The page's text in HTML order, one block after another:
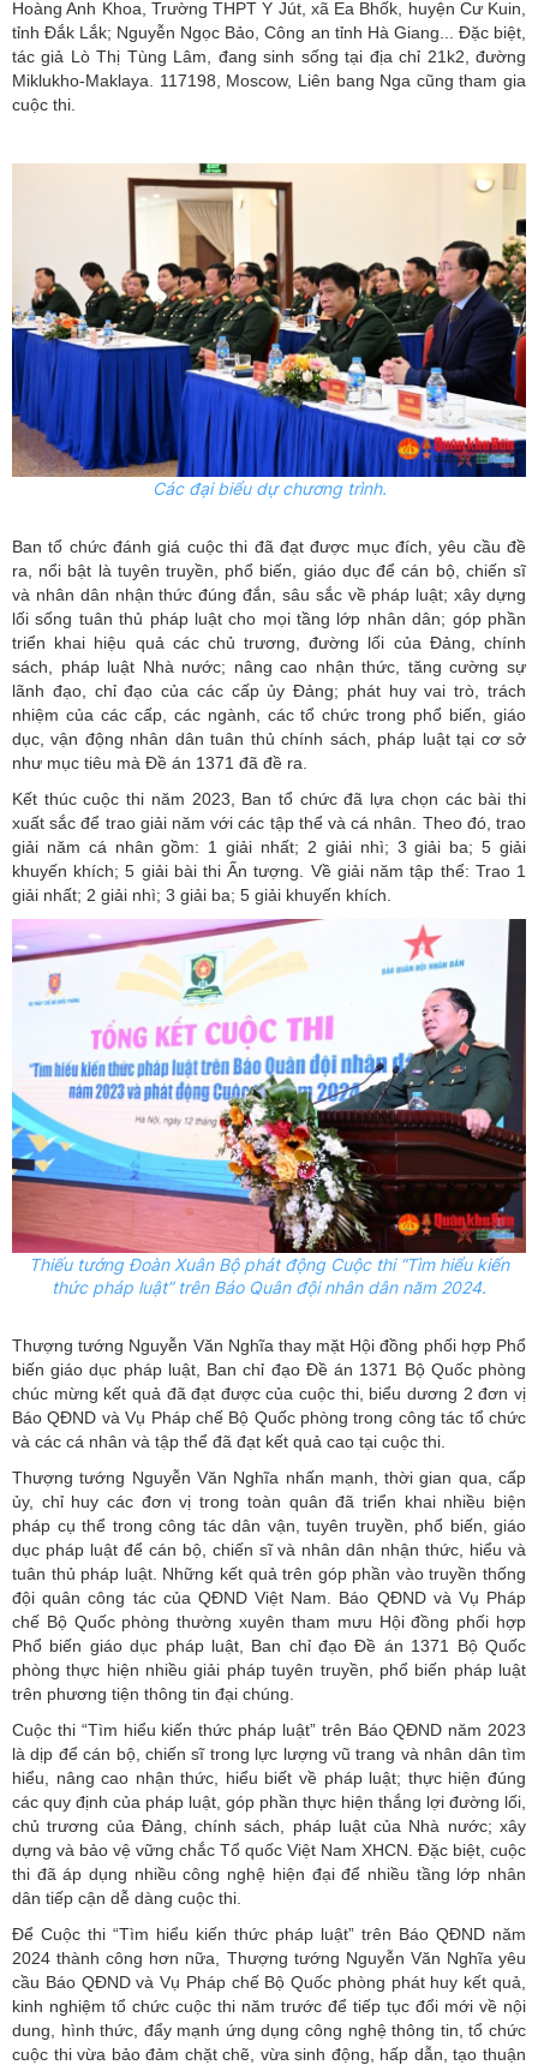
Hoàng Anh Khoa, Trường THPT Y Jút, xã Ea Bhốk, huyện Cư Kuin,
tỉnh Đắk Lắk; Nguyễn Ngọc Bảo, Công an tỉnh Hà Giang... Đặc biệt,
tác giả Lò Thị Tùng Lâm, đang sinh sống tại địa chỉ 21k2, đường
Miklukho-Maklaya. 117198, Moscow, Liên bang Nga cũng tham gia
cuộc thi.
Các đại biểu dự chương trình.
Ban tổ chức đánh giá cuộc thi đã đạt được mục đích, yêu cầu đề
ra, nổi bật là tuyên truyền, phổ biến, giáo dục để cán bộ, chiến sĩ
và nhân dân nhận thức đúng đắn, sâu sắc về pháp luật; xây dựng
lối sống tuân thủ pháp luật cho mọi tầng lớp nhân dân; góp phần
triển khai hiệu quả các chủ trương, đường lối của Đảng, chính
sách, pháp luật Nhà nước; nâng cao nhận thức, tăng cường sự
lãnh đạo, chỉ đạo của các cấp ủy Đảng; phát huy vai trò, trách
nhiệm của các cấp, các ngành, các tổ chức trong phổ biến, giáo
dục, vận động nhân dân tuân thủ chính sách, pháp luật tại cơ sở
như mục tiêu mà Đề án 1371 đã đề ra.
Kết thúc cuộc thi năm 2023, Ban tổ chức đã lựa chọn các bài thi
xuất sắc để trao giải năm với các tập thể và cá nhân. Theo đó, trao
giải năm cá nhân gồm: 1 giải nhất; 2 giải nhì; 3 giải ba; 5 giải
khuyến khích; 5 giải bài thi Ấn tượng. Về giải năm tập thể: Trao 1
giải nhất; 2 giải nhì; 3 giải ba; 5 giải khuyến khích.
Thiếu tướng Đoàn Xuân Bộ phát động Cuộc thi “Tìm hiểu kiến
thức pháp luật” trên Báo Quân đội nhân dân năm 2024.
Thượng tướng Nguyễn Văn Nghĩa thay mặt Hội đồng phối hợp Phổ
biến giáo dục pháp luật, Ban chỉ đạo Đề án 1371 Bộ Quốc phòng
chúc mừng kết quả đã đạt được của cuộc thi, biểu dương 2 đơn vị
Báo QĐND và Vụ Pháp chế Bộ Quốc phòng trong công tác tổ chức
và các cá nhân và tập thể đã đạt kết quả cao tại cuộc thi.
Thượng tướng Nguyễn Văn Nghĩa nhấn mạnh, thời gian qua, cấp
ủy, chỉ huy các đơn vị trong toàn quân đã triển khai nhiều biện
pháp cụ thể trong công tác dân vận, tuyên truyền, phổ biến, giáo
dục pháp luật để cán bộ, chiến sĩ và nhân dân nhận thức, hiểu và
tuân thủ pháp luật. Những kết quả trên góp phần vào truyền thống
đội quân công tác của QĐND Việt Nam. Báo QĐND và Vụ Pháp
chế Bộ Quốc phòng thường xuyên tham mưu Hội đồng phối hợp
Phổ biến giáo dục pháp luật, Ban chỉ đạo Đề án 1371 Bộ Quốc
phòng thực hiện nhiều giải pháp tuyên truyền, phổ biến pháp luật
trên phương tiện thông tin đại chúng.
Cuộc thi “Tìm hiểu kiến thức pháp luật” trên Báo QĐND năm 2023
là dịp để cán bộ, chiến sĩ trong lực lượng vũ trang và nhân dân tìm
hiểu, nâng cao nhận thức, hiểu biết về pháp luật; thực hiện đúng
các quy định của pháp luật, góp phần thực hiện thắng lợi đường lối,
chủ trương của Đảng, chính sách, pháp luật của Nhà nước; xây
dựng và bảo vệ vững chắc Tổ quốc Việt Nam XHCN. Đặc biệt, cuộc
thi đã áp dụng nhiều công nghệ hiện đại để nhiều tầng lớp nhân
dân tiếp cận dễ dàng cuộc thi.
Để Cuộc thi “Tìm hiểu kiến thức pháp luật” trên Báo QĐND năm
2024 thành công hơn nữa, Thượng tướng Nguyễn Văn Nghĩa yêu
cầu Báo QĐND và Vụ Pháp chế Bộ Quốc phòng phát huy kết quả,
kinh nghiệm tổ chức cuộc thi năm trước để tiếp tục đổi mới về nội
dung, hình thức, đẩy mạnh ứng dụng công nghệ thông tin, tổ chức
cuộc thi vừa bảo đảm chặt chẽ, vừa sinh động, hấp dẫn, tạo thuận